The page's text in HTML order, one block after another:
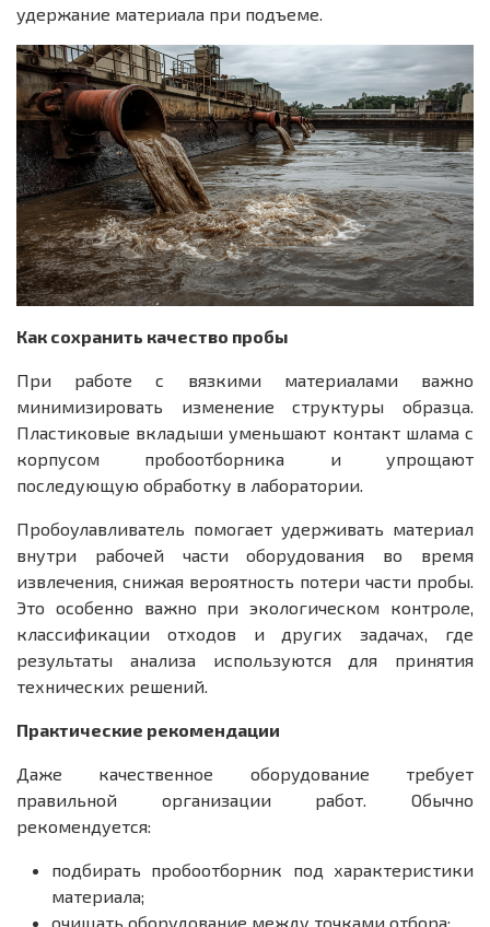
удержание материала при подъеме.
Как сохранить качество пробы
При работе с вязкими материалами важно
минимизировать изменение структуры образца.
Пластиковые вкладыши уменьшают контакт шлама с
корпусом пробоотборника и упрощают
последующую обработку в лаборатории.
Пробоулавливатель помогает удерживать материал
внутри рабочей части оборудования во время
извлечения, снижая вероятность потери части пробы.
Это особенно важно при экологическом контроле,
классификации отходов и других задачах, где
результаты анализа используются для принятия
технических решений.
Практические рекомендации
Даже качественное оборудование требует
правильной организации работ. Обычно
рекомендуется:
подбирать пробоотборник под характеристики
материала;
очищать оборудование между точками отбора;